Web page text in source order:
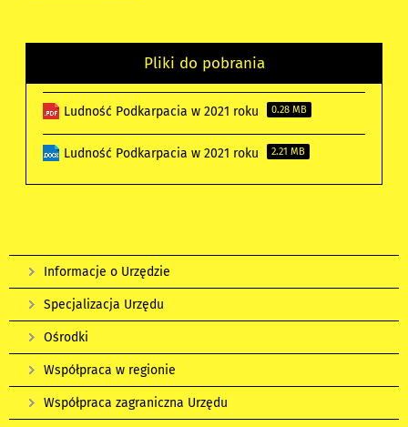
Pliki do pobrania
Ludność Podkarpacia w 2021 roku 0.28 MB
Ludność Podkarpacia w 2021 roku 2.21 MB
Informacje o Urzędzie
Specjalizacja Urzędu
Ośrodki
Współpraca w regionie
Współpraca zagraniczna Urzędu